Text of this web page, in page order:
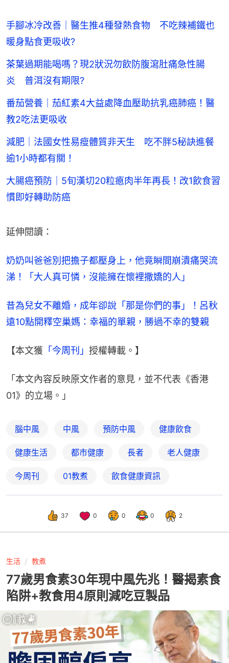
手腳冰冷改善｜醫生推4種發熱食物 不吃辣補鐵也
暖身點食更吸收?
茶葉過期能喝嗎？現2狀況勿飲防腹瀉肚痛急性腸
炎 普洱沒有期限?
番茄營養｜茄紅素4大益處降血壓助抗乳癌肺癌！醫
教2吃法更吸收
減肥｜法國女性易瘦體質非天生 吃不胖5秘訣進餐
逾1小時都有關！
大腸癌預防｜5旬漢切20粒瘜肉半年再長！改1飲食習
慣即好轉助防癌
延伸閱讀：
奶奶叫爸爸別把擔子都壓身上，他竟瞬間崩潰痛哭流
涕！「大人真可憐，沒能擁在懷裡撒嬌的人」
昔為兒女不離婚，成年卻說「那是你們的事」！呂秋
遠10點開釋空巢媽：幸福的單親，勝過不幸的雙親
【本文獲 「今周刊」 授權轉載。】
「本文內容反映原文作者的意見，並不代表《香港
01》的立場。」
腦中風 中風 預防中風 健康飲食
健康生活 都市健康 長者 老人健康
今周刊 01教煮 飲食健康資訊
37 0 0 0 2
生活 教煮
77歲男食素30年現中風先兆！醫揭素食
陷阱+教食用4原則減吃豆製品